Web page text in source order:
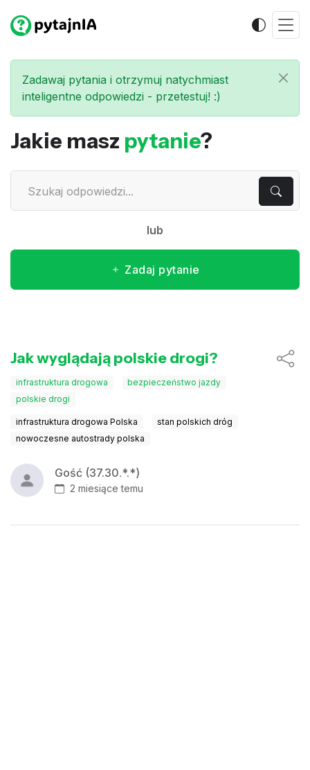
Zadawaj pytania i otrzymuj natychmiast
inteligentne odpowiedzi - przetestuj! :)
Jakie masz pytanie?
lub
Zadaj pytanie
Jak wyglądają polskie drogi?
infrastruktura drogowa
bezpieczeństwo jazdy
polskie drogi
infrastruktura drogowa Polska
stan polskich dróg
nowoczesne autostrady polska
Gość (37.30.*.*)
2 miesiące temu